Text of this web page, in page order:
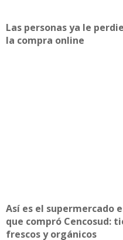
Las personas ya le
la compra online
Así es el supermercado
que compró Cencosud:
frescos y orgánicos